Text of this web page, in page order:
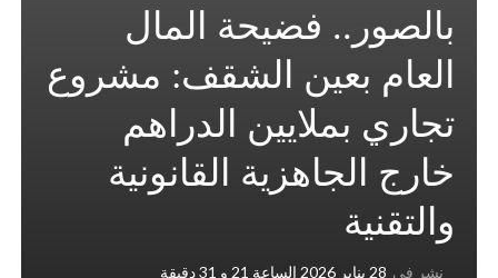
بالصور.. فضيحة المال
العام بعين الشقف: مشروع
تجاري بملايين الدراهم
خارج الجاهزية القانونية
والتقنية
نشر في 28 يناير 2026 الساعة 21 و 31 دقيقة